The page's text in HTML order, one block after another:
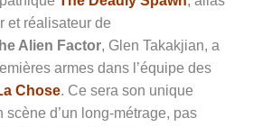
et réalisateur de
Alien Factor, Glen Takakjian, a
armes dans l’équipe des
Chose. Ce sera son unique
scène d’un long-métrage, pas